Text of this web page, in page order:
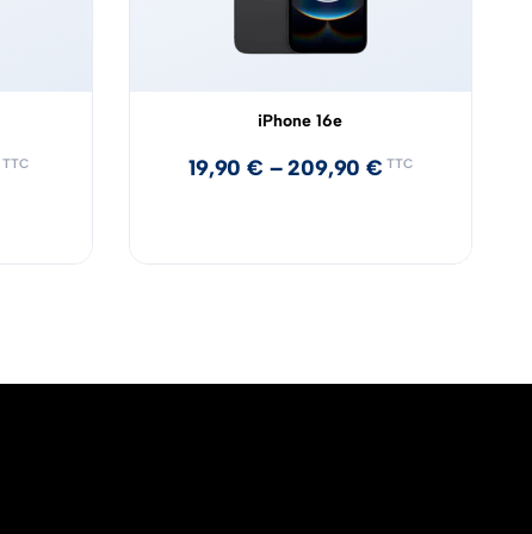
TTC
iPhone 16e
19,90€ –209,90€ TTC